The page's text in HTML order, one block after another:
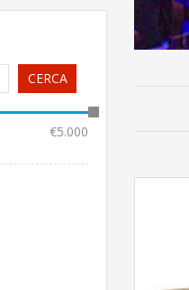
CERCA
€5.000